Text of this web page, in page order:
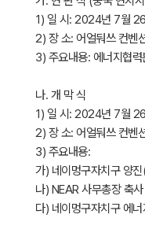
1) 일 시: 2024년 7월
2) 장 소: 어얼둬쓰 컨벤
3) 주요내용: 에너지협
나. 개 막 식
1) 일 시: 2024년 7월
2) 장 소: 어얼둬쓰 컨벤
3) 주요내용:
가) 네이멍구자치구 양
나) NEAR 사무총장 축사
다) 네이멍구자치구 에